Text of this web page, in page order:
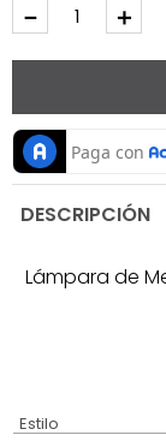
＋
－
DESCRIPCIÓN
Lámpara de
Estilo